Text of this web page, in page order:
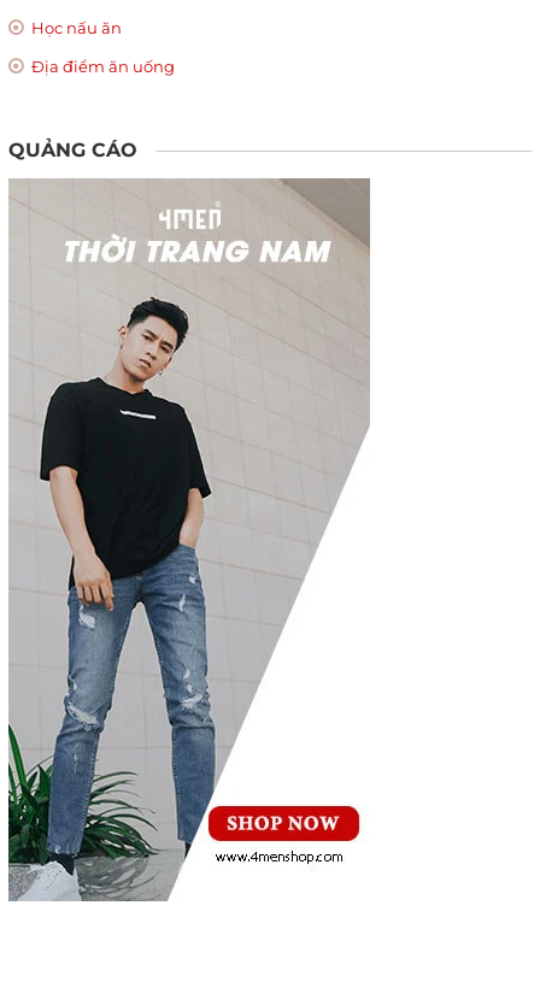
Học nấu ăn
Địa điểm ăn uống
QUẢNG CÁO